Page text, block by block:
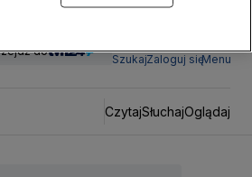
do
SzukajZaloguj sięMenu
CzytajSłuchajOglądaj